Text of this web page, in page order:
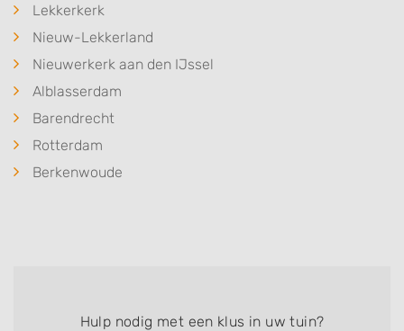
Lekkerkerk
Nieuw-Lekkerland
Nieuwerkerk aan den IJssel
Alblasserdam
Barendrecht
Rotterdam
Berkenwoude
Hulp nodig met een klus in uw tuin?